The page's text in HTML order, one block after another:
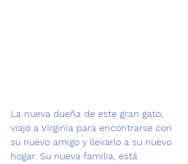
La nueva dueña de este gran gato,
viajó a Virginia para encontrarse con
su nuevo amigo y llevarlo a su nuevo
hogar. Su nueva familia, está